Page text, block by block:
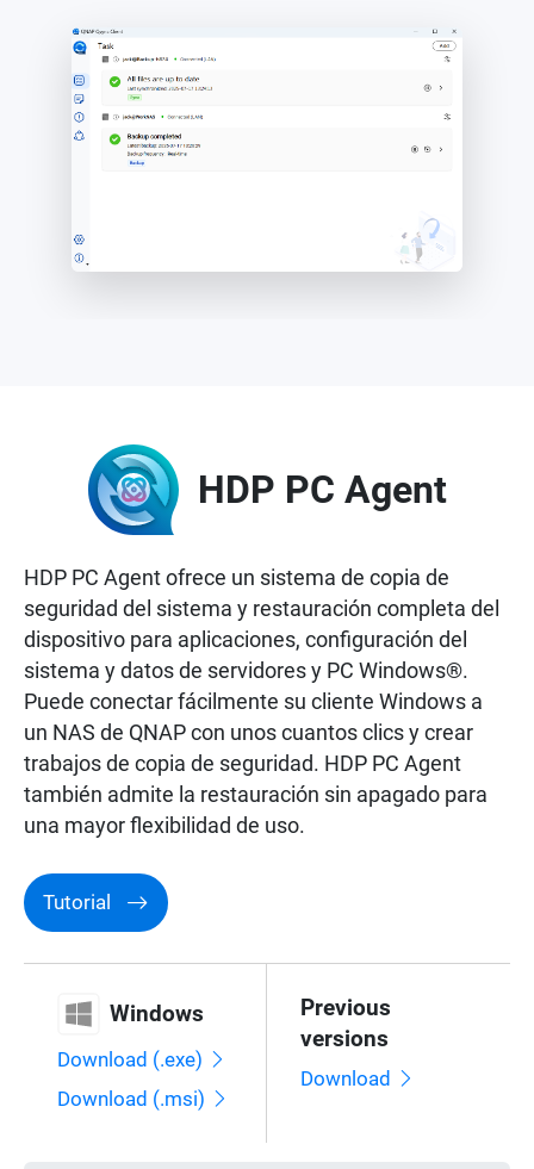
HDP PC Agent
HDP PC Agent ofrece un sistema de copia de
seguridad del sistema y restauración completa del
dispositivo para aplicaciones, configuración del
sistema y datos de servidores y PC Windows®.
Puede conectar fácilmente su cliente Windows a
un NAS de QNAP con unos cuantos clics y crear
trabajos de copia de seguridad. HDP PC Agent
también admite la restauración sin apagado para
una mayor flexibilidad de uso.
Tutorial
Windows
Download (.exe)
Download (.msi)
Previous
versions
Download